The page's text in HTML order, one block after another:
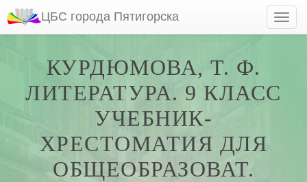
ЦБС города Пятигорска
КУРДЮМОВА, Т. Ф.
ЛИТЕРАТУРА. 9 КЛАСС
УЧЕБНИК-
ХРЕСТОМАТИЯ ДЛЯ
ОБЩЕОБРАЗОВАТ.